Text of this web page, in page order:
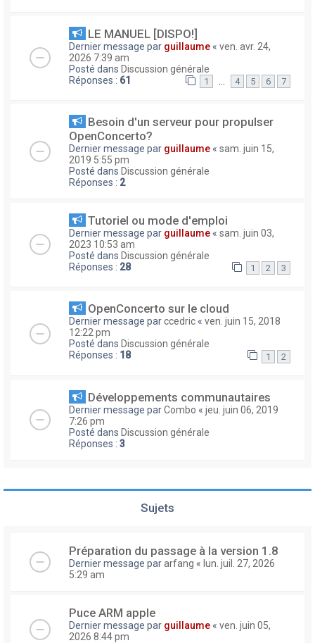
LE MANUEL [DISPO!]
Dernier message par guillaume « ven. avr. 24,
2026 7:39 am
Posté dans Discussion générale
Réponses : 61 1 … 4 5 6 7
Besoin d'un serveur pour propulser
OpenConcerto?
Dernier message par guillaume « sam. juin 15,
2019 5:55 pm
Posté dans Discussion générale
Réponses : 2
Tutoriel ou mode d'emploi
Dernier message par guillaume « sam. juin 03,
2023 10:53 am
Posté dans Discussion générale
Réponses : 28 1 2 3
OpenConcerto sur le cloud
Dernier message parccedric « ven. juin 15, 2018
12:22 pm
Posté dans Discussion générale
Réponses : 18 1 2
Développements communautaires
Dernier message parCombo « jeu. juin 06, 2019
7:26 pm
Posté dans Discussion générale
Réponses : 3
Sujets
Préparation du passage à la version 1.8
Dernier message pararfang « lun. juil. 27, 2026
5:29 am
Puce ARM apple
Dernier message par guillaume « ven. juin 05,
2026 8:44 pm